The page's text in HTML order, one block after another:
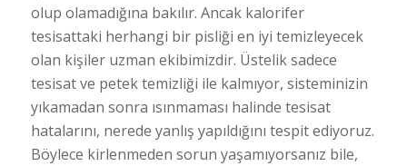
olup olamadığına bakılır. Ancak kalorifer
tesisattaki herhangi bir pisliği en iyi temizleyecek
olan kişiler uzman ekibimizdir. Üstelik sadece
tesisat ve petek temizliği ile kalmıyor, sisteminizin
yıkamadan sonra ısınmaması halinde tesisat
hatalarını, nerede yanlış yapıldığını tespit ediyoruz.
Böylece kirlenmeden sorun yaşamıyorsanız bile,